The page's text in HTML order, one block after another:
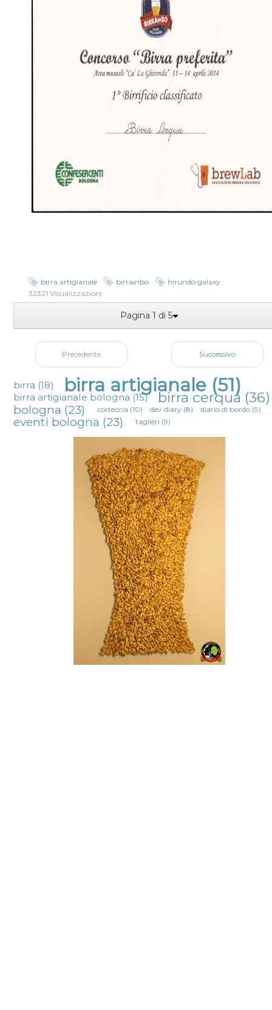
birra artigianale birrainbo
hirundo galaxy
32321 Visualizzazioni
Pagina 1 di 5
Precedente Successivo
birra (18) birra artigianale(51)
birra artigianale bologna (15) birra cerqua (36)
bologna (23) corteccia (10) dev diary(8) diario di bordo(9)
eventi bologna (23) taglieri (9)